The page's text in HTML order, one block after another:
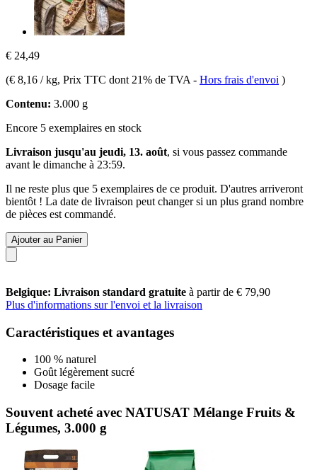
€ 24,49
(€ 8,16 / kg, Prix TTC dont 21% de TVA - Hors frais d'envoi )
Contenu: 3.000 g
Encore 5 exemplaires en stock
Livraison jusqu'au jeudi, 13. août, si vous passez commande
avant le dimanche à 23:59.
Il ne reste plus que 5 exemplaires de ce produit. D'autres arriveront
bientôt ! La date de livraison peut changer si un plus grand nombre
de pièces est commandé.
Ajouter au Panier
Belgique: Livraison standard gratuite à partir de € 79,90
Plus d'informations sur l'envoi et la livraison
Caractéristiques et avantages
100 % naturel
Goût légèrement sucré
Dosage facile
Souvent acheté avec NATUSAT Mélange Fruits &
Légumes, 3.000 g